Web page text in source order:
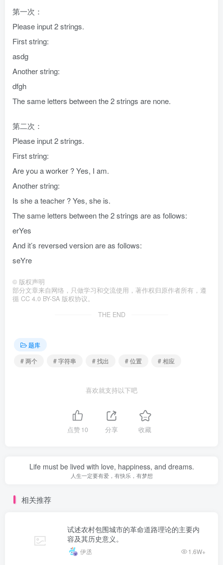
第一次：
Please input 2 strings.
First string:
asdg
Another string:
dfgh
The same letters between the 2 strings are none.
第二次：
Please input 2 strings.
First string:
Are you a worker ? Yes, I am.
Another string:
Is she a teacher ? Yes, she is.
The same letters between the 2 strings are as follows:
erYes
And it’s reversed version are as follows:
seYre
© 版权声明
部分文章来自网络，只做学习和交流使用，著作权归原作者所有，遵
循 CC 4.0 BY-SA 版权协议。
THE END
题库
# 两个
# 字符串 # 找出 # 位置 # 相应
喜欢就支持以下吧
点赞10 分享 收藏
Life must be lived with love, happiness, and dreams.
人生一定要有爱，有快乐，有梦想
相关推荐
试述农村包围城市的革命道路理论的主要内
容及其历史意义。
伊丞 1.6W+